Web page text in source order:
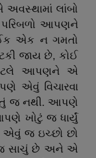
અવસ્થામાં લાંબો
પરિબળો આપણને
એક ન ગમતો
જાય છે, કોઈ
આપણને એ
એવું વિચારવા
જ નથી. આપણે
ખોટું જ ધાર્યું
એવું જ ઇચ્છો છો
સાચું છે અને એ